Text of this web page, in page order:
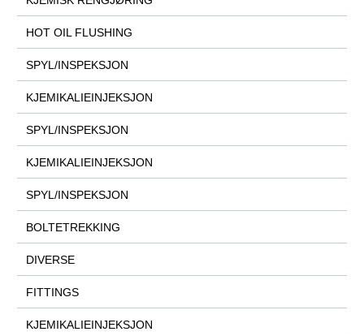
HOT OIL FLUSHING
SPYL/INSPEKSJON
KJEMIKALIEINJEKSJON
SPYL/INSPEKSJON
KJEMIKALIEINJEKSJON
SPYL/INSPEKSJON
BOLTETREKKING
DIVERSE
FITTINGS
KJEMIKALIEINJEKSJON